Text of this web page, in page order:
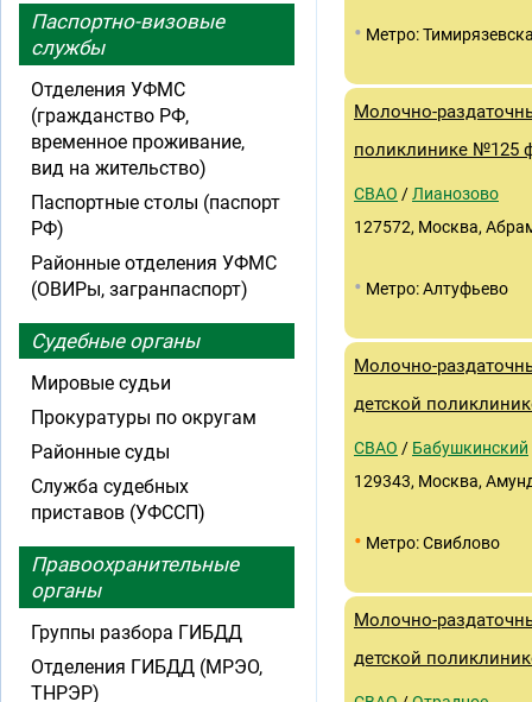
• Метро:
Молочно-
поликлинике №125
СВАО / Лианозово
127572, Москва,
• Метро: Алтуфьево
Молочно-
детской
СВАО / Бабушкинский
129343, Москва,
• Метро: Свиблово
Молочно-
детской
Паспортно-визовые
службы
Отделения УФМС
(гражданство РФ,
временное проживание,
вид на жительство)
Паспортные столы (паспорт
РФ)
Районные отделения УФМС
(ОВИРы, загранпаспорт)
Судебные органы
Мировые судьи
Прокуратуры по округам
Районные суды
Служба судебных
приставов (УФССП)
Правоохранительные
органы
Группы разбора ГИБДД
Отделения ГИБДД (МРЭО,
ТНРЭР)